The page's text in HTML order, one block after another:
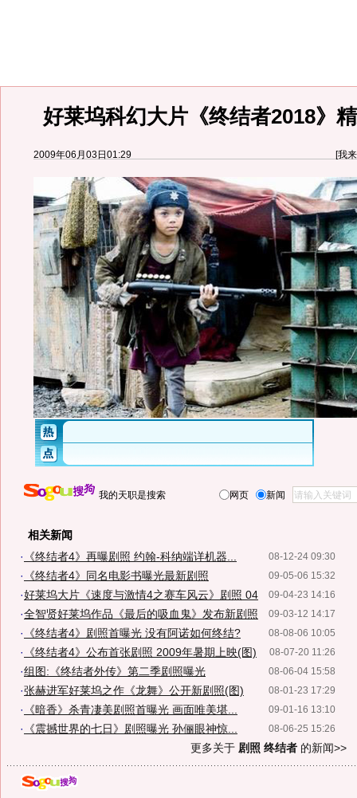
好莱坞科幻大片《终结者2018》
2009年06月03日01:29 [我
我的天职是搜索 网页 新闻
相关新闻
08-12-24 09:30
· 《终结者4》再曝剧照 约翰-科纳端详机器...
09-05-06 15:32
· 《终结者4》同名电影书曝光最新剧照
09-04-23 14:16
·好莱坞大片《速度与激情4之赛车风云》剧照 04
09-03-12 14:17
·全智贤好莱坞作品《最后的吸血鬼》发布新剧照
08-08-06 10:05
· 《终结者4》剧照首曝光 没有阿诺如何终结?
08-07-20 11:26
· 《终结者4》公布首张剧照 2009年暑期上映(图)
08-06-04 15:58
·组图:《终结者外传》第二季剧照曝光
08-01-23 17:29
·张赫进军好莱坞之作《龙舞》公开新剧照(图)
09-01-16 13:10
· 《暗香》杀青凄美剧照首曝光 画面唯美堪...
08-06-25 15:26
·
《震撼世界的七日》剧照曝光 孙俪眼神惊...
更多关于 剧照 终结者 的新闻>>